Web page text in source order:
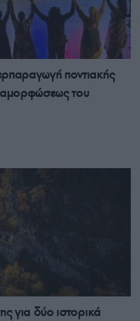
ποντιακής
του
για δύο ιστορικά